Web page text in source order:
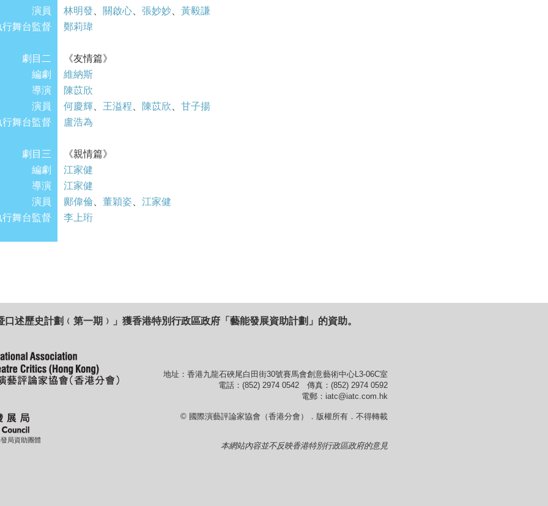
演員
林明發 關啟心 張妙妙
黃毅謙
行舞台監督
鄭莉瑋
劇目二
《友情篇》
編劇
維納斯
導演
陳苡欣
演員
何慶輝 王溢程 陳苡欣
甘子揚
行舞台監督
盧浩為
劇目三
《親情篇》
編劇
江家健
導演
江家健
演員
鄺偉倫 董穎姿
江家健
行舞台監督
李上珩
口述歷史計劃﹙第一期﹚」獲香港特別行政區政府「藝能發展資助計劃」的資助。
局資助團體
地址：香港九龍石硤尾白田街30號賽馬會創意藝術中心L3-06C室
電話：(852) 2974 0542 傳真：(852) 2974 0592
電郵：iatc@iatc.com.hk
© 國際演藝評論家協會（香港分會）．版權所有．不得轉載
本網站內容並不反映香港特別行政區政府的意見